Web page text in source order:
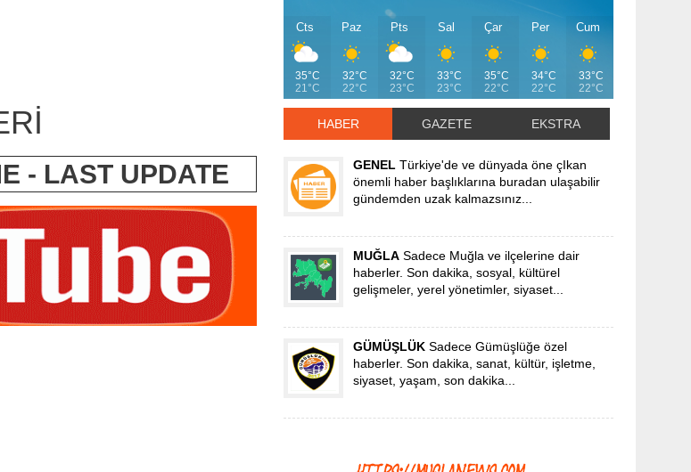
- LAST UPDATE
Cts
35°C
21°C
Paz
32°C
22°C
Pts
32°C
23°C
Sal
33°C
23°C
Çar
35°C
22°C
Per
34°C
22°C
Cum
33°C
22°C
HABER GAZETE EKSTRA
GENEL Türkiye'de ve dünyada öne çIkan
önemli haber başlıklarına buradan ulaşabilir
gündemden uzak kalmazsınız...
MUĞLASadece Muğla ve ilçelerine dair
haberler. Son dakika, sosyal, kültürel
gelişmeler, yerel yönetimler, siyaset...
GÜMÜŞLÜK Sadece Gümüşlüğe özel
haberler. Son dakika, sanat, kültür, işletme,
siyaset, yaşam, son dakika...